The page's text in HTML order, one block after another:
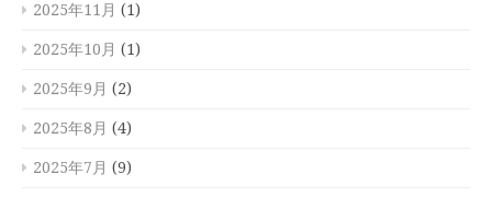
2025年11月 (1)
2025年10月 (1)
2025年9月 (2)
2025年8月 (4)
2025年7月 (9)